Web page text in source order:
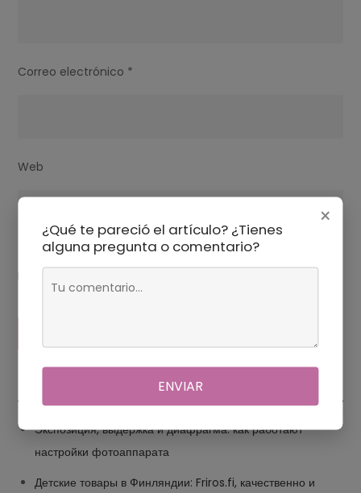
Correo electrónico *
Web
navegador para la próxima vez que comente.
Экспозиция, выдержка и диафрагма: как работают
настройки фотоаппарата
Детские товары в Финляндии: Friros.fi, качественно и
×
¿Qué te pareció el artículo? ¿Tienes
alguna pregunta o comentario?
ENVIAR